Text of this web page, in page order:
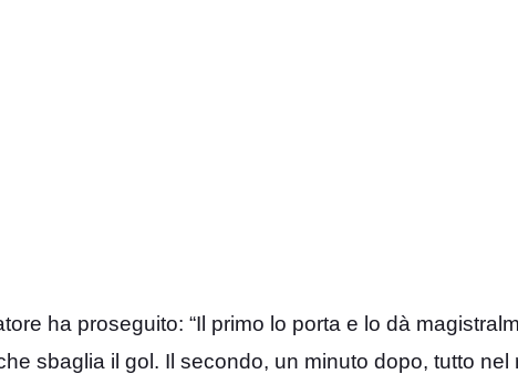
ha proseguito: “Il primo lo porta e lo dà
sbaglia il gol. Il secondo, un minuto dopo, tutto nel